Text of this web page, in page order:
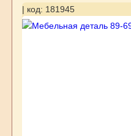
| код: 181945